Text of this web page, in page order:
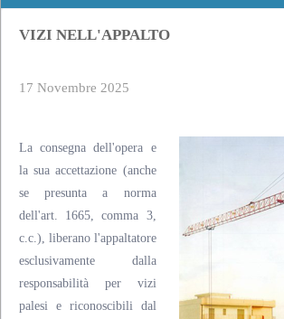
VIZI NELL'APPALTO
17 Novembre 2025
La consegna dell'opera e
la sua accettazione (anche
se presunta a norma
dell'art. 1665, comma 3,
c.c.), liberano l'appaltatore
esclusivamente dalla
responsabilità per vizi
palesi e riconoscibili dal